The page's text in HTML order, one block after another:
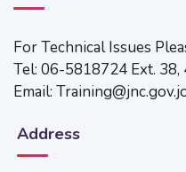
For Technical Issues
Tel: 06-5818724 Ext. 38,
Email:
Address